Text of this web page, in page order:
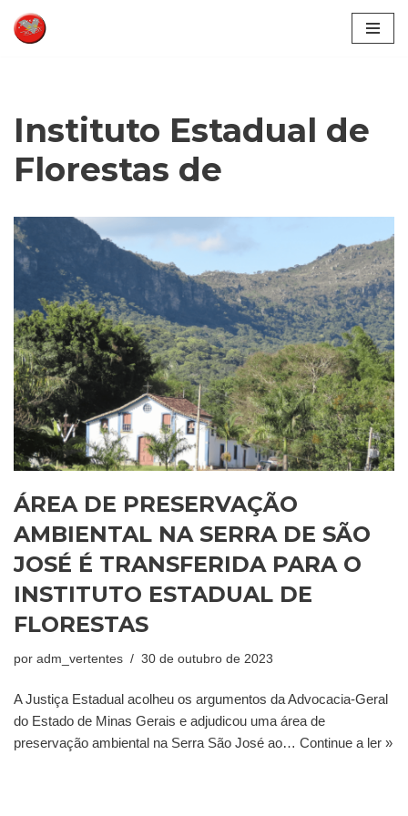
Pular
Instituto Estadual de
Florestas de
ÁREA DE PRESERVAÇÃO
AMBIENTAL NA SERRA DE SÃO
JOSÉ É TRANSFERIDA PARA O
INSTITUTO ESTADUAL DE
FLORESTAS
por adm_vertentes 30 de outubro de 2023
A Justiça Estadual acolheu os argumentos da Advocacia-Geral
do Estado de Minas Gerais e adjudicou uma área de
preservação ambiental na Serra São José ao… Continue a ler »